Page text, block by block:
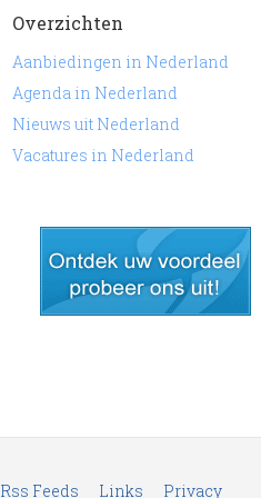
Overzichten
Aanbiedingen in Nederland
Agenda in Nederland
Nieuws uit Nederland
Vacatures in Nederland
Rss Feeds Links Privacy